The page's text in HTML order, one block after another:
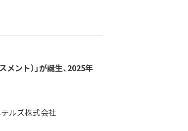
ント）」が誕生、2025年
ルズ株式会社